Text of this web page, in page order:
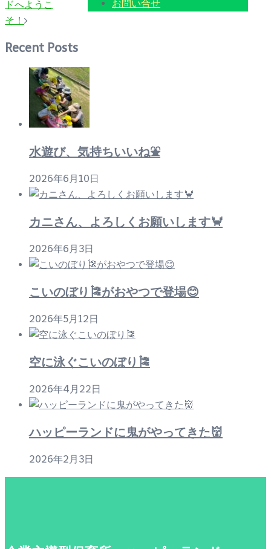
お問い合せ
ナ
ビ
ゲ
ー
ドへようこ
そ！
Recent Posts
水遊び、気持ちいいね⛲
2026年6月10日
カニさん、よろしくお願いします🦀
2026年6月3日
こいのぼり🎏がおやつで登場😊
2026年5月12日
空に泳ぐこいのぼり🎏
2026年4月22日
ハッピーランドに鬼がやってきた👹
2026年2月3日